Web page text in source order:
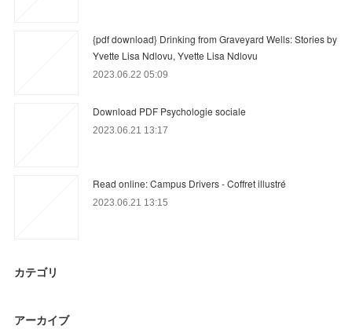
{pdf download} Drinking from Graveyard Wells: Stories by
Yvette Lisa Ndlovu, Yvette Lisa Ndlovu
2023.06.22 05:09
Download PDF Psychologie sociale
2023.06.21 13:17
Read online: Campus Drivers - Coffret illustré
2023.06.21 13:15
カテゴリ
アーカイブ